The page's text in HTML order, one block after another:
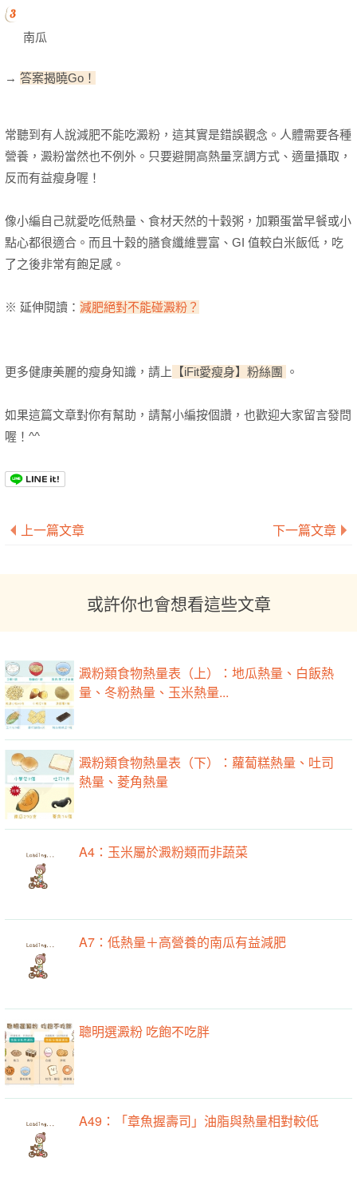
南瓜
→ 答案揭曉Go！
常聽到有人說減肥不能吃澱粉，這其實是錯誤觀念。人體需要各種
營養，澱粉當然也不例外。只要避開高熱量烹調方式、適量攝取，
反而有益瘦身喔！
像小編自己就愛吃低熱量、食材天然的十穀粥，加顆蛋當早餐或小
點心都很適合。而且十穀的膳食纖維豐富、GI 值較白米飯低，吃
了之後非常有飽足感。
※ 延伸閱讀： 減肥絕對不能碰澱粉？
更多健康美麗的瘦身知識，請上 【iFit愛瘦身】粉絲團 。
如果這篇文章對你有幫助，請幫小編按個讚，也歡迎大家留言發問
喔！^^
上一篇文章 下一篇文章
或許你也會想看這些文章
澱粉類食物熱量表（上）：地瓜熱量、白飯熱
量、冬粉熱量、玉米熱量...
澱粉類食物熱量表（下）：蘿蔔糕熱量、吐司
熱量、菱角熱量
A4：玉米屬於澱粉類而非蔬菜
A7：低熱量＋高營養的南瓜有益減肥
聰明選澱粉 吃飽不吃胖
A49：「章魚握壽司」油脂與熱量相對較低